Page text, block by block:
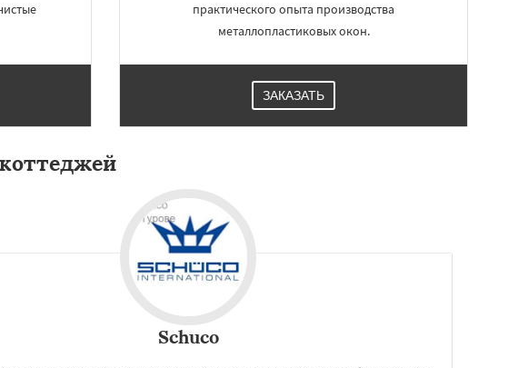
практического опыта производства
металлопластиковых окон.
ЗАКАЗАТЬ
Schuco